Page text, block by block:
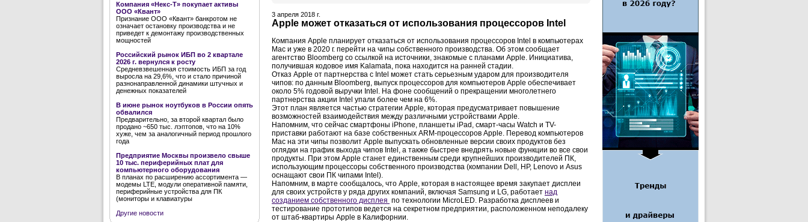
Компания «Некс-Т» покупает активы
ООО «Квант»
Признание ООО «Квант» банкротом не
означает остановку производства и не
приведет к демонтажу производственных
мощностей
Российский рынок ИБП во 2 квартале
2026 г. вернулся к росту
Средневзвешенная стоимость ИБП за год
выросла на 29,6%, что и стало причиной
разнонаправленной динамики штучных и
денежных показателей
В июне рынок ноутбуков в России опять
обвалился
Предварительно, за второй квартал было
продано ~650 тыс. лэптопов, что на 10%
хуже, чем за аналогичный период прошлого
года
Предприятие Москвы произвело свыше
10 тыс. периферийных плат для
компьютерного оборудования
В планах по расширению ассортимента —
модемы LTE, модули оперативной памяти,
периферийные устройства для ПК
(мониторы и клавиатуры
Другие новости
3 апреля 2018 г.
Apple может отказаться от использования процессоров Intel
Компания Apple планирует отказаться от использования процессоров Intel в компьютерах
Mac и уже в 2020 г. перейти на чипы собственного производства. Об этом сообщает
агентство Bloomberg со ссылкой на источники, знакомые с планами Apple. Инициатива,
получившая кодовое имя Kalamata, пока находится на ранней стадии.
Отказ Apple от партнерства с Intel может стать серьезным ударом для производителя
чипов: по данным Bloomberg, выпуск процессоров для компьютеров Apple обеспечивает
около 5% годовой выручки Intel. На фоне сообщений о прекращении многолетнего
партнерства акции Intel упали более чем на 6%.
Этот план является частью стратегии Apple, которая предусматривает повышение
возможностей взаимодействия между различными устройствами Apple.
Напомним, что сейчас смартфоны iPhone, планшеты iPad, смарт-часы Watch и TV-
приставки работают на базе собственных ARM-процессоров Apple. Перевод компьютеров
Mac на эти чипы позволит Apple выпускать обновленные версии своих продуктов без
оглядки на график выхода чипов Intel, а также быстрее внедрять новые функции во все свои
продукты. При этом Apple станет единственным среди крупнейших производителей ПК,
использующим процессоры собственного производства (компании Dell, HP, Lenovo и Asus
оснащают свои ПК чипами Intel).
Напомним, в марте сообщалось, что Apple, которая в настоящее время закупает дисплеи
для своих устройств у ряда других компаний, включая Samsung и LG, работает над
созданием собственного дисплея по технологии MicroLED. Разработка дисплеев и
тестирование прототипов ведется на секретном предприятии, расположенном неподалеку
от штаб-квартиры Apple в Калифорнии.